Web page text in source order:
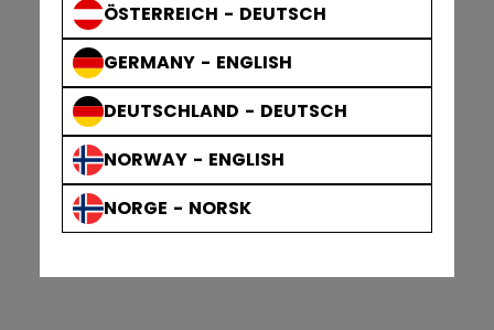
ÖSTERREICH - DEUTSCH
GERMANY - ENGLISH
DEUTSCHLAND - DEUTSCH
NORWAY - ENGLISH
NORGE - NORSK